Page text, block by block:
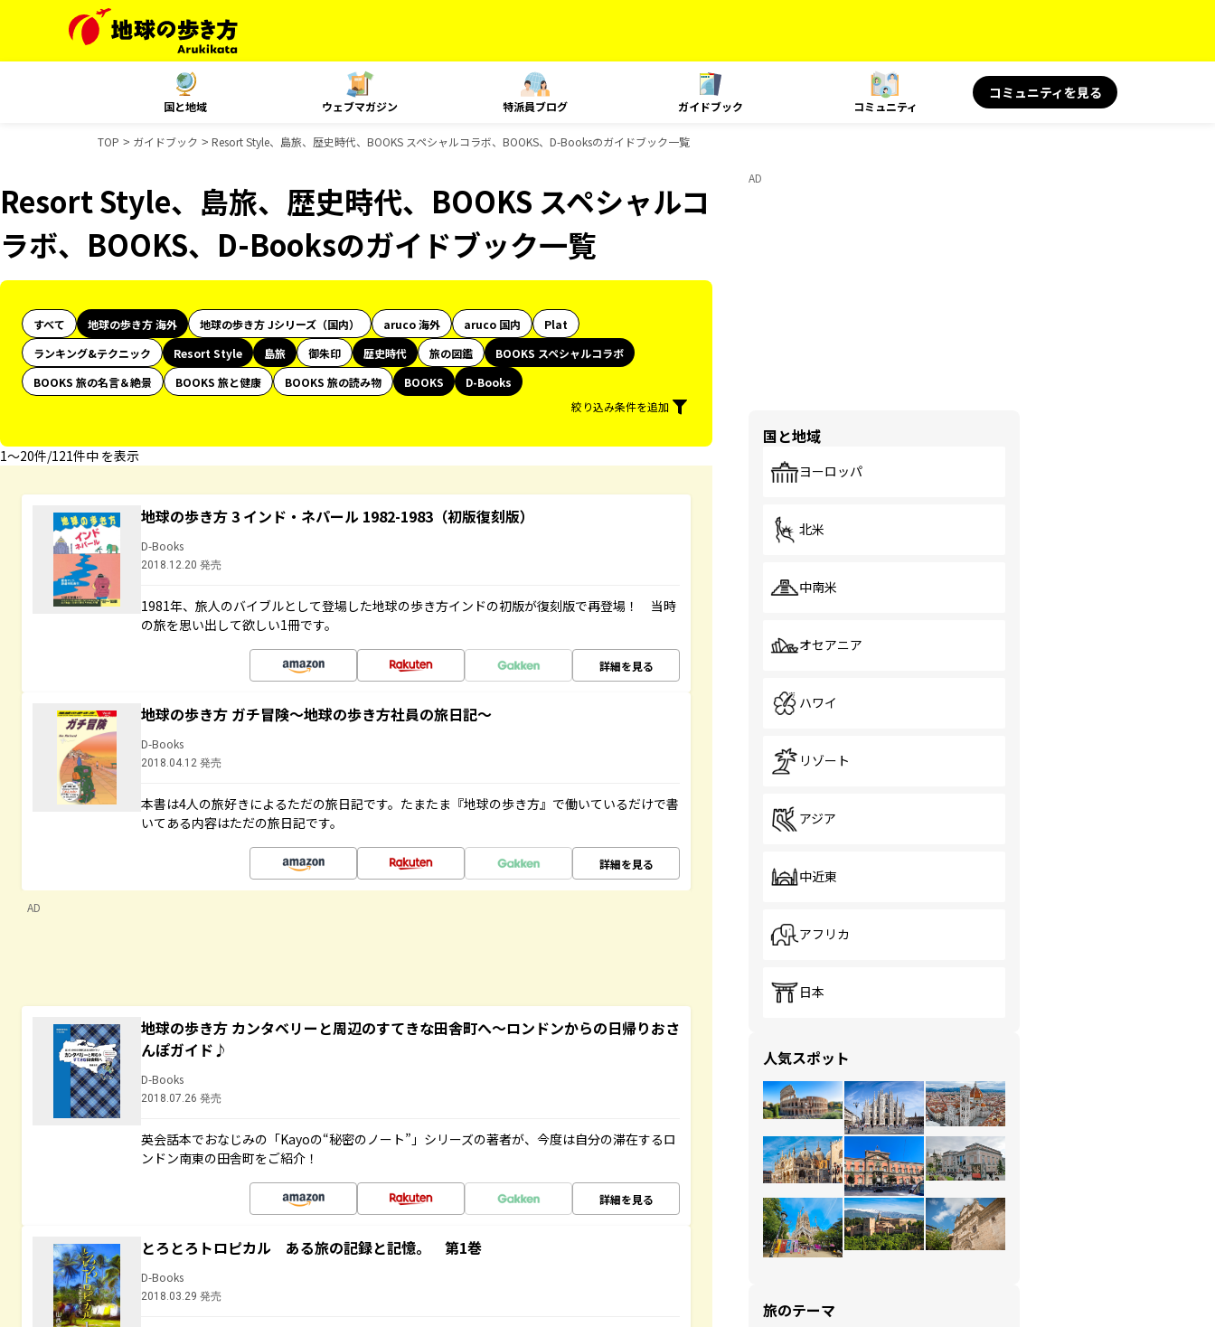
国と地域 ウェブマガジン 特派員ブログ ガイドブック コミュニティ
コミュニティを見る
TOP ガイドブック Resort Style、島旅、歴史時代、BOOKS スペシャルコラボ、BOOKS、D-Booksのガイドブック一覧
Resort Style、島旅、歴史時代、BOOKS スペシャルコ
ラボ、BOOKS、D-Booksのガイドブック一覧
すべて 地球の歩き方 海外 地球の歩き方 Jシリーズ（国内） aruco 海外 aruco 国内
Plat
ランキング&テクニック
Resort Style 島旅 御朱印 歴史時代 旅の図鑑
BOOKS スペシャルコラボ
BOOKS 旅の名言＆絶景
BOOKS 旅と健康 BOOKS 旅の読み物 BOOKS
D-Books
絞り込み条件を追加
1〜20件/121件中 を表示
地球の歩き方 3 インド・ネパール 1982-1983（初版復刻版）
D-Books
2018.12.20 発売
1981年、旅人のバイブルとして登場した地球の歩き方インドの初版が復刻版で再登場！ 当時
の旅を思い出して欲しい1冊です。
詳細を見る
地球の歩き方 ガチ冒険～地球の歩き方社員の旅日記～
D-Books
2018.04.12 発売
本書は4人の旅好きによるただの旅日記です。たまたま『地球の歩き方』で働いているだけで書
いてある内容はただの旅日記です。
詳細を見る
AD
地球の歩き方 カンタベリーと周辺のすてきな田舎町へ～ロンドンからの日帰りおさ
んぽガイド♪
D-Books
2018.07.26 発売
英会話本でおなじみの「Kayoの“秘密のノート”」シリーズの著者が、今度は自分の滞在するロ
ンドン南東の田舎町をご紹介！
詳細を見る
とろとろトロピカル ある旅の記録と記憶。 第1巻
D-Books
2018.03.29 発売
AD
国と地域
ヨーロッパ
北米
中南米
オセアニア
ハワイ
リゾート
アジア
中近東
アフリカ
日本
人気スポット
旅のテーマ